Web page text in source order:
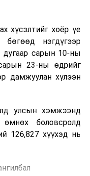
хүсэлтийг хоёр үе
бөгөөд нэгдүгээр
сарын 10-ны
23-ны өдрийг
дамжуулан хүлээн
улсын хэмжээнд
өмнөх боловсролд
126,827 хүүхэд нь